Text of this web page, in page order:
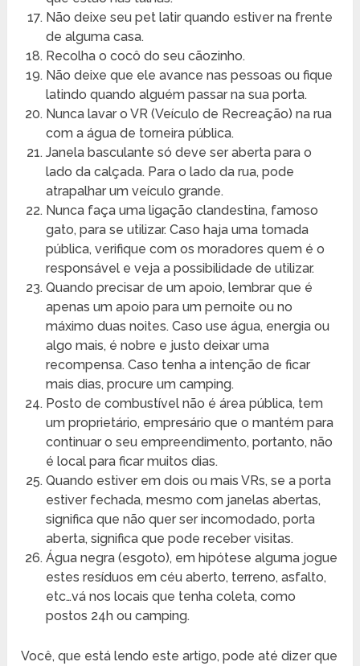
Não deixe seu pet latir quando estiver na frente
de alguma casa.
Recolha o cocô do seu cãozinho.
Não deixe que ele avance nas pessoas ou fique
latindo quando alguém passar na sua porta.
Nunca lavar o VR (Veículo de Recreação) na rua
com a água de torneira pública.
Janela basculante só deve ser aberta para o
lado da calçada. Para o lado da rua, pode
atrapalhar um veículo grande.
Nunca faça uma ligação clandestina, famoso
gato, para se utilizar. Caso haja uma tomada
pública, verifique com os moradores quem é o
responsável e veja a possibilidade de utilizar.
Quando precisar de um apoio, lembrar que é
apenas um apoio para um pernoite ou no
máximo duas noites. Caso use água, energia ou
algo mais, é nobre e justo deixar uma
recompensa. Caso tenha a intenção de ficar
mais dias, procure um camping.
Posto de combustível não é área pública, tem
um proprietário, empresário que o mantém para
continuar o seu empreendimento, portanto, não
é local para ficar muitos dias.
Quando estiver em dois ou mais VRs, se a porta
estiver fechada, mesmo com janelas abertas,
significa que não quer ser incomodado, porta
aberta, significa que pode receber visitas.
Água negra (esgoto), em hipótese alguma jogue
estes resíduos em céu aberto, terreno, asfalto,
etc…vá nos locais que tenha coleta, como
postos 24h ou camping.
Você, que está lendo este artigo, pode até dizer que